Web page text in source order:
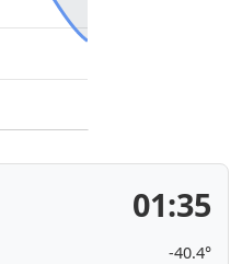
01:35
-40.4°